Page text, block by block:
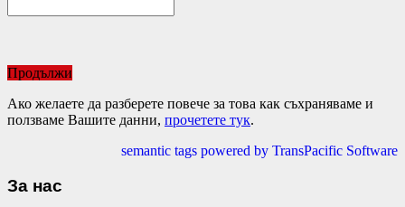
Продължи
Ако желаете да разберете повече за това как съхраняваме и
ползваме Вашите данни, прочетете тук.
semantic tags powered by TransPacific Software
За нас